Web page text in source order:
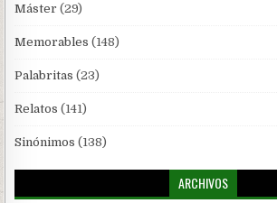
Máster (29)
Memorables (148)
Palabritas (23)
Relatos (141)
Sinónimos (138)
ARCHIVOS